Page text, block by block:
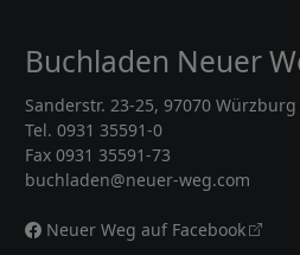
Buchladen Neuer
Sanderstr. 23-25, 97070 Würzburg
Tel. 0931 35591-0
Fax 0931 35591-73
buchladen@neuer-weg.com
Neuer Weg auf Facebook